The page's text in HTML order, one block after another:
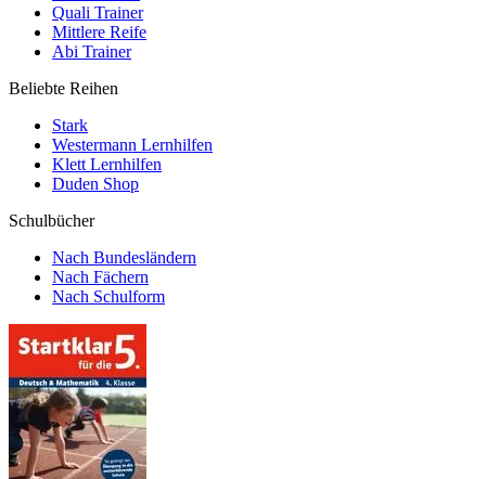
Quali Trainer
Mittlere Reife
Abi Trainer
Beliebte Reihen
Stark
Westermann Lernhilfen
Klett Lernhilfen
Duden Shop
Schulbücher
Nach Bundesländern
Nach Fächern
Nach Schulform